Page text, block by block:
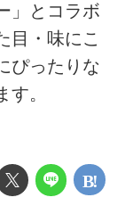
」とコラボ
目・味にこ
ぴったりな
。